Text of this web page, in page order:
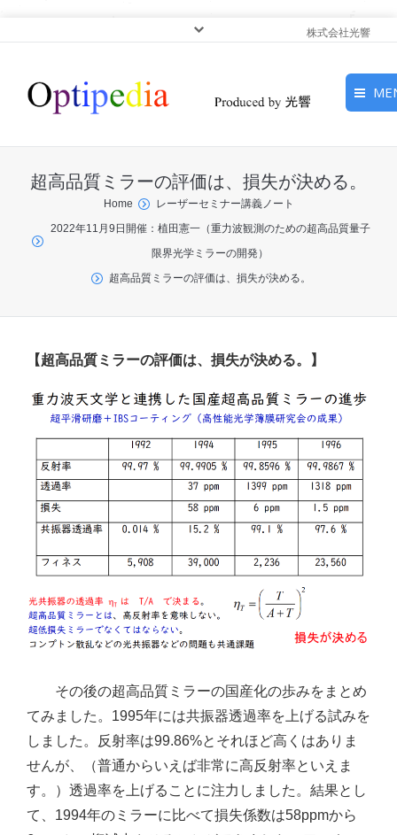
株式会社光響
ピックアップ
光基礎・光源
光応用・アプリケーショ
超高品質ミラーの評価は、損失が決める。
You are here:Home
レーザーセミナー講義ノート
2022年11月9日開催：植田憲一（重力波観測のための超高品質量子
限界光学ミラーの開発）
超高品質ミラーの評価は、損失が決める。
【超高品質ミラーの評価は、損失が決める。】
その後の超高品質ミラーの国産化の歩みをまとめ
てみました。1995年には共振器透過率を上げる試みを
しました。反射率は99.86%とそれほど高くはありま
せんが、（普通からいえば非常に高反射率といえま
す。）透過率を上げることに注力しました。結果とし
て、1994年のミラーに比べて損失係数は58ppmから